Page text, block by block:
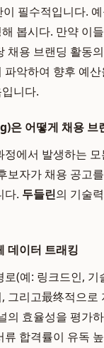
이 필수적입니다.
봅시다. 만약 이
채용 브랜딩 활동
파악하여 향후 예
니다.
은 어떻게 채용 브
정에서 발생하는
보자가 채용 공고
다. 두들린의 기술
데이터 트래킹
로(예: 링크드인,
그리고最终적으
의 효율성을 평가
류 합격률이 유독